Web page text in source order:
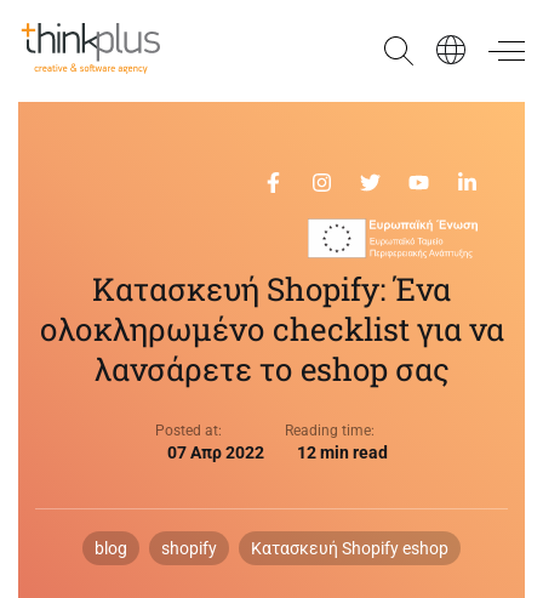
Think Plus
Κατασκευή Shopify: Ένα
ολοκληρωμένο checklist για να
λανσάρετε το eshop σας
Posted at:
07 Απρ 2022
Reading time:
12 min read
blog shopify Κατασκευή Shopify eshop